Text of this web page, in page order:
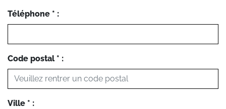
Téléphone * :
Code postal * :
Ville * :